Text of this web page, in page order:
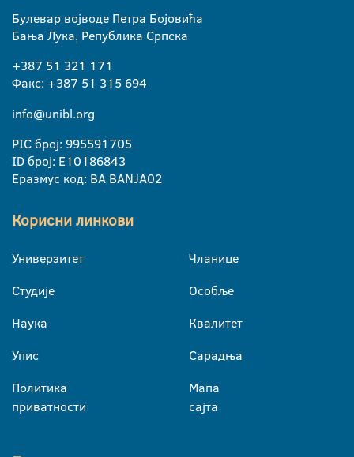
Булевар војводе Петра Бојовића
Бања Лука, Република Српска
+387 51 321 171
Факс: +387 51 315 694
info@unibl.org
PIC број: 995591705
ID број: E10186843
Еразмус код: BA BANJA02
Корисни линкови
Универзитет
Студије
Наука
Упис
Политика
приватности
Чланице
Особље
Квалитет
Сарадња
Мапа
сајта